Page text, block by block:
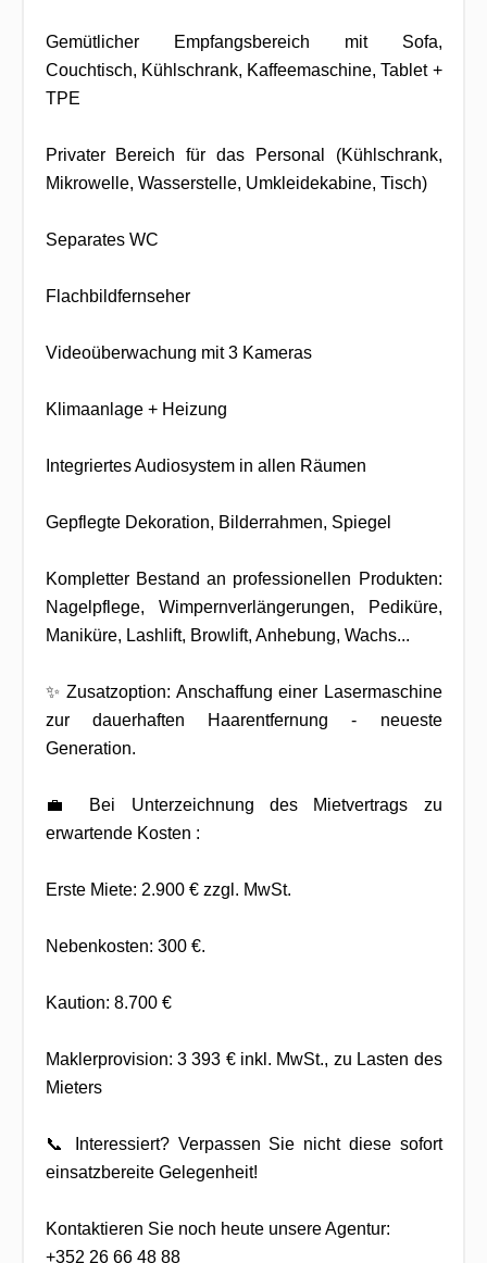
Gemütlicher Empfangsbereich mit Sofa,
Couchtisch, Kühlschrank, Kaffeemaschine, Tablet +
TPE
Privater Bereich für das Personal (Kühlschrank,
Mikrowelle, Wasserstelle, Umkleidekabine, Tisch)
Separates WC
Flachbildfernseher
Videoüberwachung mit 3 Kameras
Klimaanlage + Heizung
Integriertes Audiosystem in allen Räumen
Gepflegte Dekoration, Bilderrahmen, Spiegel
Kompletter Bestand an professionellen Produkten:
Nagelpflege, Wimpernverlängerungen, Pediküre,
Maniküre, Lashlift, Browlift, Anhebung, Wachs...
✨ Zusatzoption: Anschaffung einer Lasermaschine
zur dauerhaften Haarentfernung - neueste
Generation.
💼 Bei Unterzeichnung des Mietvertrags zu
erwartende Kosten :
Erste Miete: 2.900 € zzgl. MwSt.
Nebenkosten: 300 €.
Kaution: 8.700 €
Maklerprovision: 3 393 € inkl. MwSt., zu Lasten des
Mieters
📞 Interessiert? Verpassen Sie nicht diese sofort
einsatzbereite Gelegenheit!
Kontaktieren Sie noch heute unsere Agentur:
+352 26 66 48 88